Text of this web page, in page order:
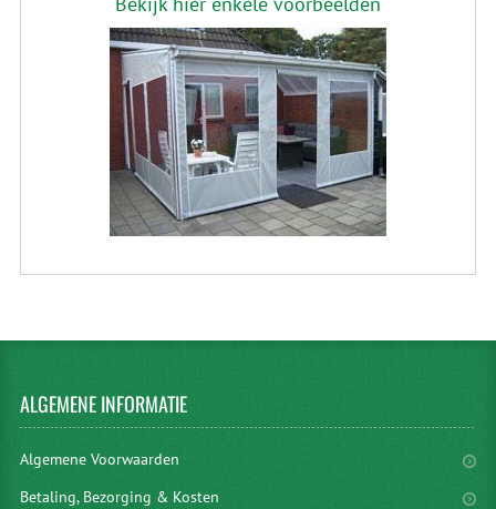
ALGEMENEINFORMATIE
Algemene Voorwaarden
Betaling, Bezorging & Kosten